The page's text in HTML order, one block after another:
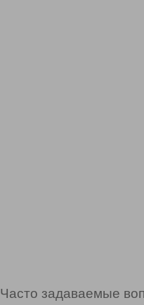
Часто задаваемые